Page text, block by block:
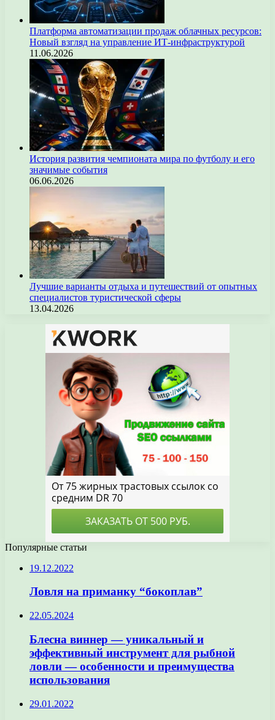
Платформа автоматизации продаж облачных ресурсов:
Новый взгляд на управление ИТ-инфраструктурой
11.06.2026
История развития чемпионата мира по футболу и его
значимые события
06.06.2026
Лучшие варианты отдыха и путешествий от опытных
специалистов туристической сферы
13.04.2026
Популярные статьи
19.12.2022
Ловля на приманку “бокоплав”
22.05.2024
Блесна виннер — уникальный и
эффективный инструмент для рыбной
ловли — особенности и преимущества
использования
29.01.2022